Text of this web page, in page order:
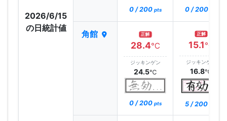
2026/6/15
の日統計値
0 / 200 pts 0 / 200
角館 正解
28.4℃
ジッキンゲン
24.5℃
0 / 200 pts
正解
15.1℃
ジッキンゲン
16.8℃
5 / 200